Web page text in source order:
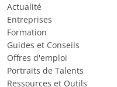
Actualité
Entreprises
Formation
Guides et Conseils
Offres d'emploi
Portraits de Talents
Ressources et Outils